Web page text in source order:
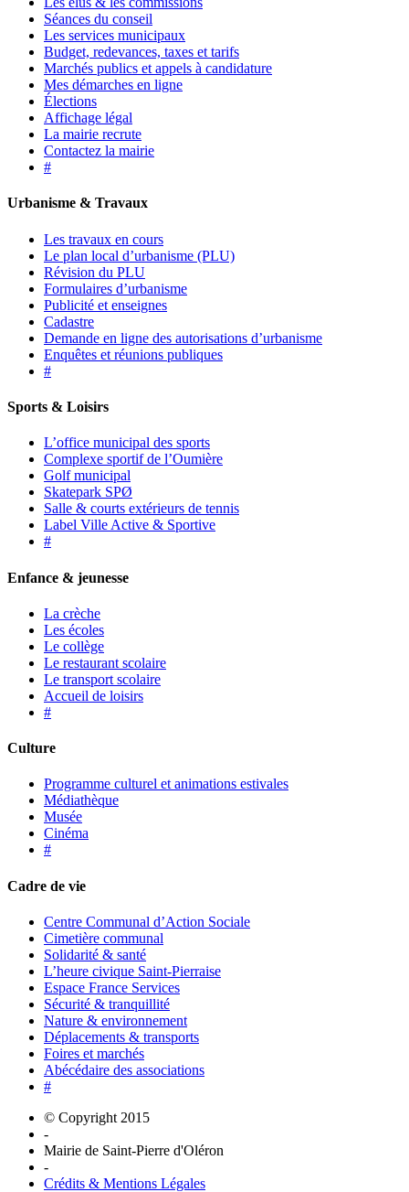
Séances du conseil
Les services municipaux
Budget, redevances, taxes et tarifs
Marchés publics et appels à candidature
Mes démarches en ligne
Élections
Affichage légal
La mairie recrute
Contactez la mairie
#
Urbanisme & Travaux
Les travaux en cours
Le plan local d’urbanisme (PLU)
Révision du PLU
Formulaires d’urbanisme
Publicité et enseignes
Cadastre
Demande en ligne des autorisations d’urbanisme
Enquêtes et réunions publiques
#
Sports & Loisirs
L’office municipal des sports
Complexe sportif de l’Oumière
Golf municipal
Skatepark SPØ
Salle & courts extérieurs de tennis
Label Ville Active & Sportive
#
Enfance & jeunesse
La crèche
Les écoles
Le collège
Le restaurant scolaire
Le transport scolaire
Accueil de loisirs
#
Culture
Programme culturel et animations estivales
Médiathèque
Musée
Cinéma
#
Cadre de vie
Centre Communal d’Action Sociale
Cimetière communal
Solidarité & santé
L’heure civique Saint-Pierraise
Espace France Services
Sécurité & tranquillité
Nature & environnement
Déplacements & transports
Foires et marchés
Abécédaire des associations
#
© Copyright 2015
-
Mairie de Saint-Pierre d'Oléron
-
Crédits & Mentions Légales